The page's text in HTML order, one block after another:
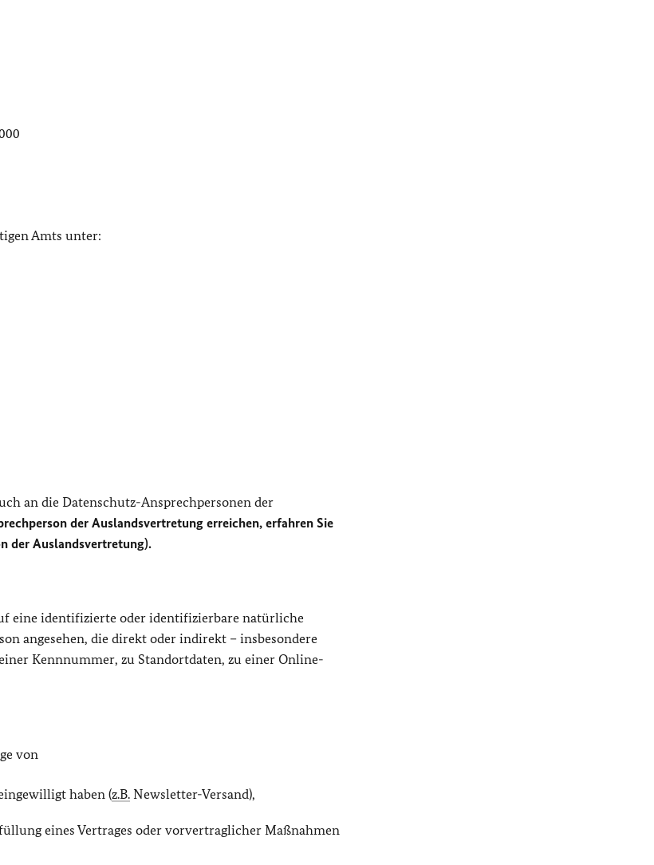
Amts unter:
an die Datenschutz-Ansprechpersonen der
der Auslandsvertretung erreichen, erfahren Sie
der Auslandsvertretung).
eine identifizierte oder identifizierbare natürliche
angesehen, die direkt oder indirekt – insbesondere
Kennnummer, zu Standortdaten, zu einer Online-
von
haben (z.B. Newsletter-Versand),
eines Vertrages oder vorvertraglicher Maßnahmen